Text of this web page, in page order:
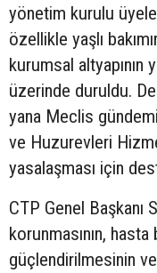
yönetim kurulu
özellikle yaşlı
kurumsal altyapının
üzerinde duruldu.
yana Meclis
ve Huzurevleri
yasalaşması için
CTP Genel Başkanı
korunmasının, hasta
güçlendirilmesinin